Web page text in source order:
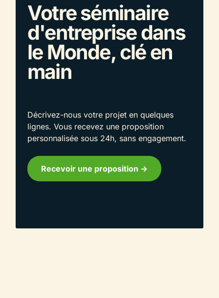
Votre séminaire
d'entreprise dans
le Monde, clé en
main
Décrivez-nous votre projet en quelques
lignes. Vous recevez une proposition
personnalisée sous 24h, sans engagement.
Recevoir une proposition ->